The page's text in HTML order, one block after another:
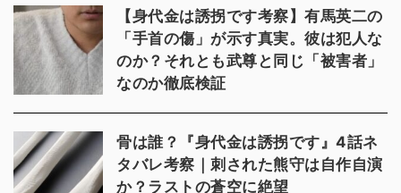
【身代金は誘拐です考察】有馬英二の
「手首の傷」が示す真実。彼は犯人な
のか？それとも武尊と同じ「被害者」
なのか徹底検証
骨は誰？『身代金は誘拐です』4話ネ
タバレ考察｜刺された熊守は自作自演
か？ラストの蒼空に絶望